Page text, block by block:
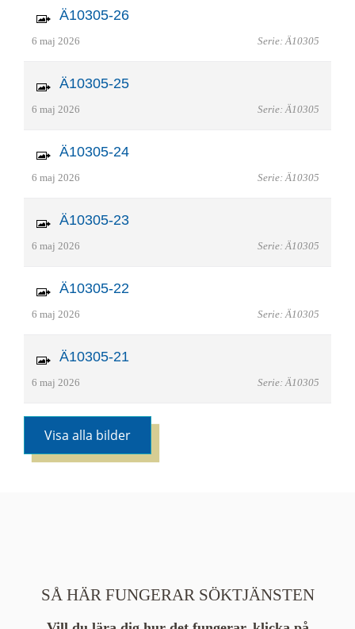
Ä10305-26
6 maj 2026 Serie: Ä10305
Ä10305-25
6 maj 2026 Serie: Ä10305
Ä10305-24
6 maj 2026 Serie: Ä10305
Ä10305-23
6 maj 2026 Serie: Ä10305
Ä10305-22
6 maj 2026 Serie: Ä10305
Ä10305-21
6 maj 2026 Serie: Ä10305
Visa alla bilder
SÅ HÄR FUNGERAR SÖKTJÄNSTEN